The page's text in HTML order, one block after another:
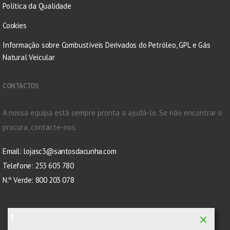
Política da Qualidade
Cookies
Informação sobre Combustíveis Derivados do Petróleo, GPL e Gás
Natural Veicular
CONTACTOS
A nossa equipa está sempre pronta a ajudá-lo. Se não encontrar o
procura, contacte-nos.
Email: lojasc3@santosdacunha.com
Telefone: 253 605 780
N.º Verde: 800 203 078